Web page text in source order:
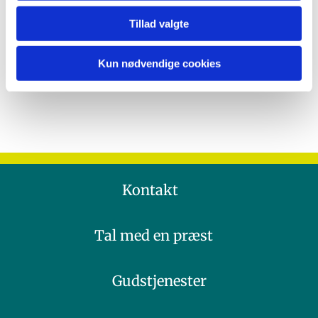
Tillad valgte
Kun nødvendige cookies
Kontakt
Tal med en præst
Gudstjenester